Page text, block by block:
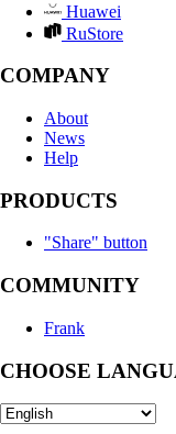
Huawei
RuStore
COMPANY
About
News
Help
PRODUCTS
"Share" button
COMMUNITY
Frank
CHOOSE